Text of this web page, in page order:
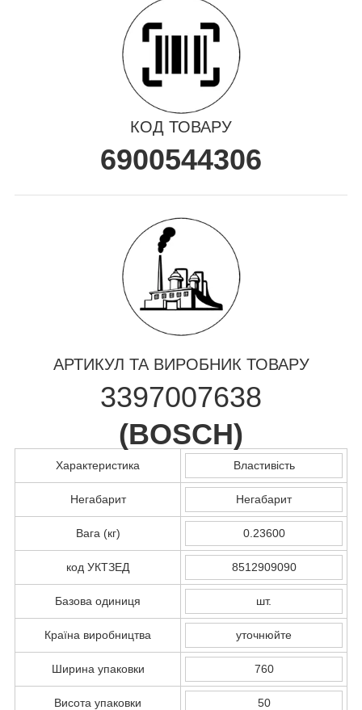
КОД ТОВАРУ
6900544306
АРТИКУЛ ТА ВИРОБНИК ТОВАРУ
3397007638
(BOSCH)
Характеристика Властивість
Негабарит Негабарит
Вага (кг) 0.23600
код УКТЗЕД 8512909090
Базова одиниця шт.
Країна виробництва уточнюйте
Ширина упаковки 760
Висота упаковки 50